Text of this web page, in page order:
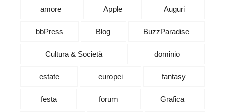
amore Apple Auguri
bbPress Blog BuzzParadise
Cultura & Società dominio
estate europei fantasy
festa forum Grafica